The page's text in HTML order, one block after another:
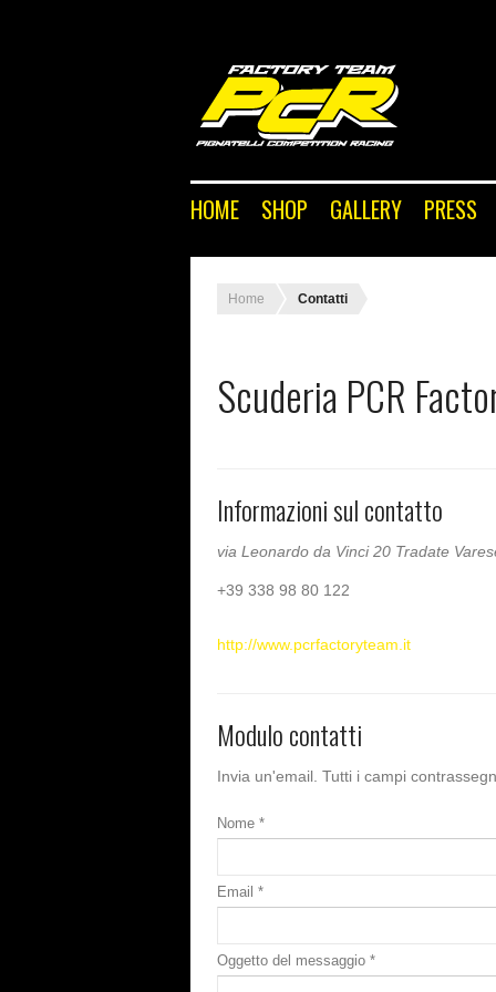
HOME SHOP GALLERY PRESS
Home Contatti
Scuderia PCR
Informazioni sul contatto
via Leonardo da Vinci 20 Tradate
+39 338 98 80 122
http://www.pcrfactoryteam.it
Modulo contatti
Invia un'email. Tutti i campi
Nome *
Email *
Oggetto del messaggio *